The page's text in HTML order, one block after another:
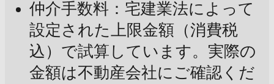
仲介手数料：宅建業法によって
設定された上限金額（消費税
込）で試算しています。実際の
金額は不動産会社にご確認くだ